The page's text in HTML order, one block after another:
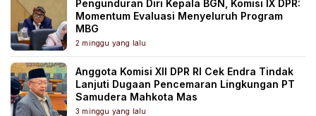
Pengunduran Diri Kepala BGN, Komisi IX DPR:
Momentum Evaluasi Menyeluruh Program
MBG
2 minggu yang lalu
Anggota Komisi XII DPR RI Cek Endra Tindak
Lanjuti Dugaan Pencemaran Lingkungan PT
Samudera Mahkota Mas
3 minggu yang lalu